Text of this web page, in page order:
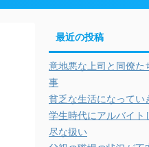
最近の投稿
意地悪な上司と同僚た
事
貧乏な生活になってい
学生時代にアルバイト
尽な扱い